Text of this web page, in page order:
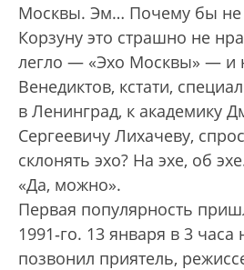
Москвы. Эм… Почему бы не
Корзуну это страшно не
легло — «Эхо Москвы» — и
Венедиктов, кстати,
в Ленинград, к академику
Сергеевичу Лихачеву,
склонять эхо? На эхе, об
«Да, можно».
Первая популярность
1991‑го. 13 января в 3
позвонил приятель,